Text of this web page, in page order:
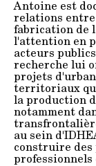
Antoine est
relations entre
fabrication de
l'attention en
acteurs
recherche lui
projets
territoriaux
la production
notamment
au sein
construire des
professionnels